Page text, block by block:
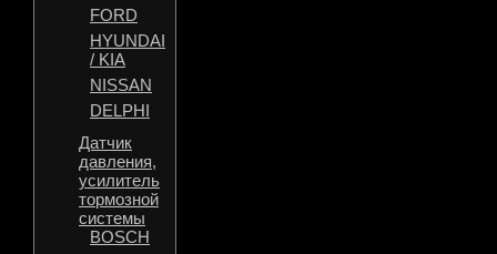
FORD
HYUNDAI
/ KIA
NISSAN
DELPHI
Датчик
давления,
усилитель
тормозной
системы
BOSCH